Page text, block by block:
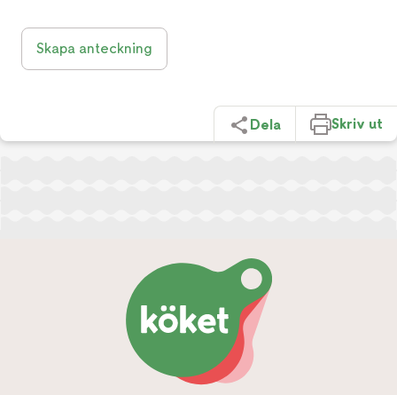
Skapa anteckning
Dela Skriv ut